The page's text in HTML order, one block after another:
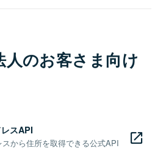
人のお客さま向け
スAPI
から住所を取得できる公式API